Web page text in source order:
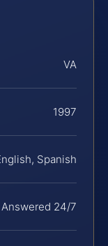
VA
1997
Spanish
24/7